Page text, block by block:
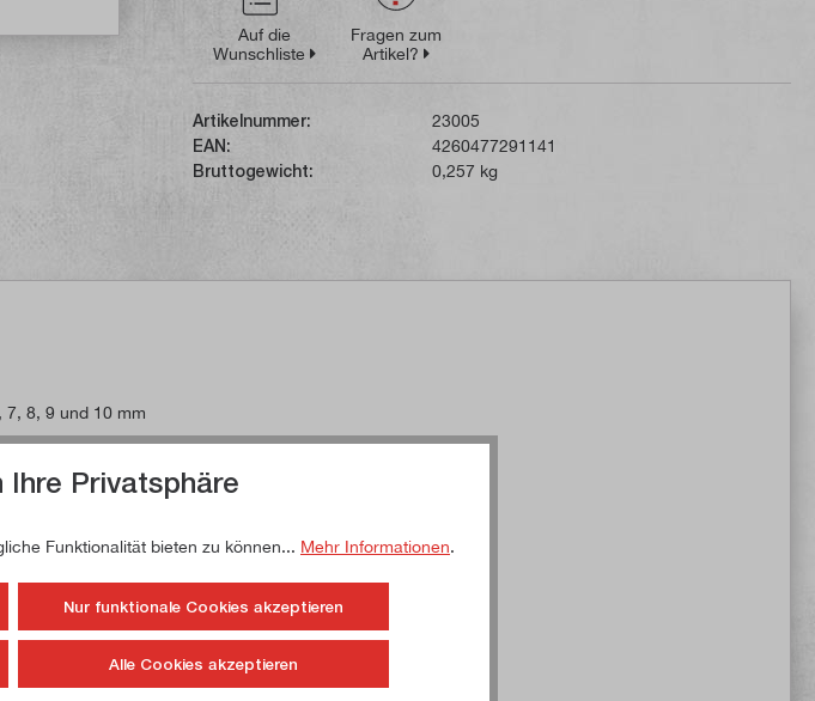
Auf die
Wunschliste
Fragen zum
Artikel?
Artikelnummer:
23005
EAN:
4260477291141
Bruttogewicht:
0,257 kg
7, 8, 9 und 10 mm
und können auf
Privatsphäre
Funktionalität bieten zu können... Mehr Informationen.
Nur funktionale Cookies akzeptieren
Alle Cookies akzeptieren